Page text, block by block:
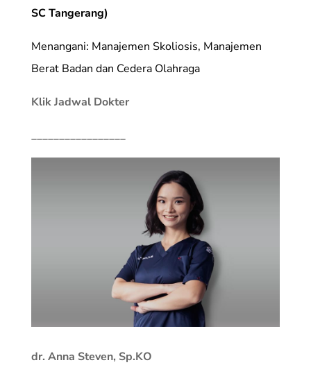
SC Tangerang)
Menangani: Manajemen Skoliosis, Manajemen
Berat Badan dan Cedera Olahraga
Klik Jadwal Dokter
_________________
dr. Anna Steven, Sp.KO